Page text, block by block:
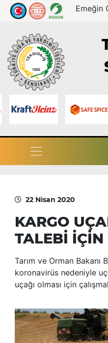
Emeğin
22 Nisan 2020
KARGO
TALEBİ
Tarım ve Orman Bakanı
koronavirüs nedeniyle
uçağı olması için